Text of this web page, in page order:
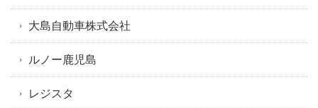
大島自動車株式会社
ルノー鹿児島
レジスタ